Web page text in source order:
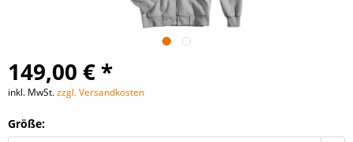
149,00 € *
inkl. MwSt.zzgl. Versandkosten
Größe: